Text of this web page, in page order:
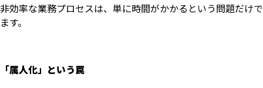
非効率な業務プロセスは、単に時間がかかるという問題だけ
ます。
「属人化」という罠